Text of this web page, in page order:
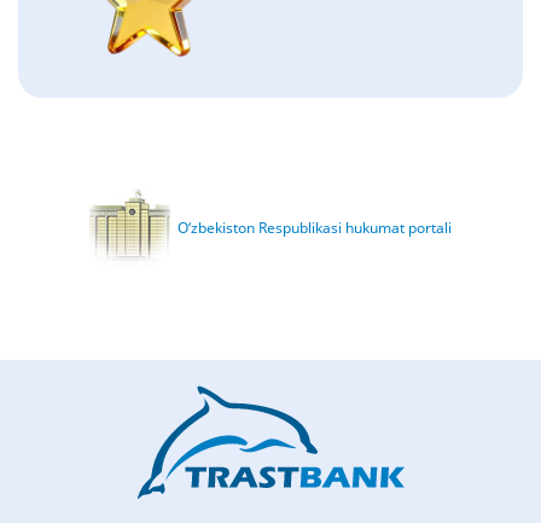
O‘zbekiston Respublikasi hukumat portali